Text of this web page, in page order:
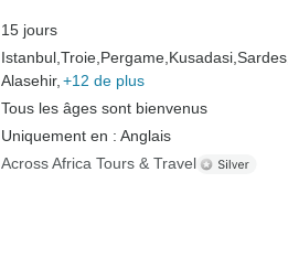
15 jours
Istanbul, Troie, Pergame, Kusadasi, Sardes,
Alasehir, +12 de plus
Tous les âges sont bienvenus
Uniquement en : Anglais
Across Africa Tours & Travel